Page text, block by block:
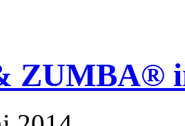
ZUMBA®